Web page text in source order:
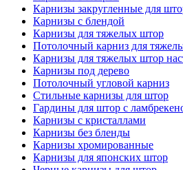
Карнизы закругленные для
Карнизы с блендой
Карнизы для тяжелых штор
Потолочный карниз для
Карнизы для тяжелых штор
Карнизы под дерево
Потолочный угловой карниз
Стильные карнизы для штор
Гардины для штор с
Карнизы с кристаллами
Карнизы без бленды
Карнизы хромированные
Карнизы для японских штор